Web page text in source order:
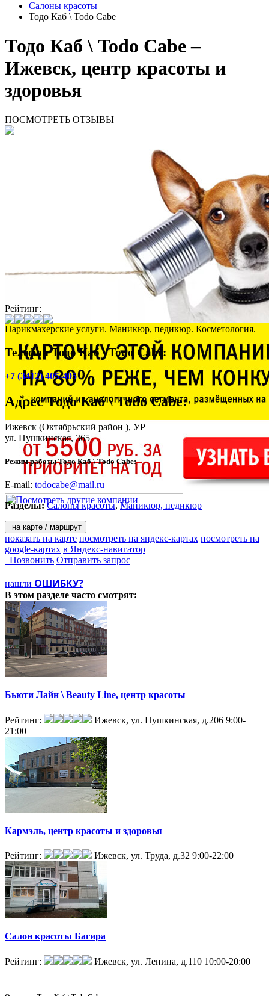
Салоны красоты
Тодо Каб \ Todo Cabe
Тодо Каб \ Todo Cabe –
Ижевск, центр красоты и
здоровья
ПОСМОТРЕТЬ ОТЗЫВЫ
Рейтинг:
Парикмахерские услуги. Маникюр, педикюр. Косметология.
Телефон Тодо Каб \ Todo Cabe:
+7 (3412) 405-405
АдресТодо Каб \ Todo Cabe:
Ижевск (Октябрьский район ), УР
ул. Пушкинская, 365
Режим работы Тодо Каб \ Todo Cabe:
E-mail: todocabe@mail.ru
Разделы: Салоны красоты,Маникюр, педикюр
на карте / маршрут
показать на карте посмотреть на яндекс-картах посмотреть на
google-картах в Яндекс-навигатор
Позвонить Отправить запрос
нашли ОШИБКУ?
В этом разделе часто смотрят:
Бьюти Лайн \ Beauty Line, центр красоты
Рейтинг: Ижевск, ул. Пушкинская, д.206 9:00-
21:00
Кармэль, центр красоты и здоровья
Рейтинг: Ижевск, ул. Труда, д.32 9:00-22:00
Салон красоты Багира
Рейтинг: Ижевск, ул. Ленина, д.110 10:00-20:00